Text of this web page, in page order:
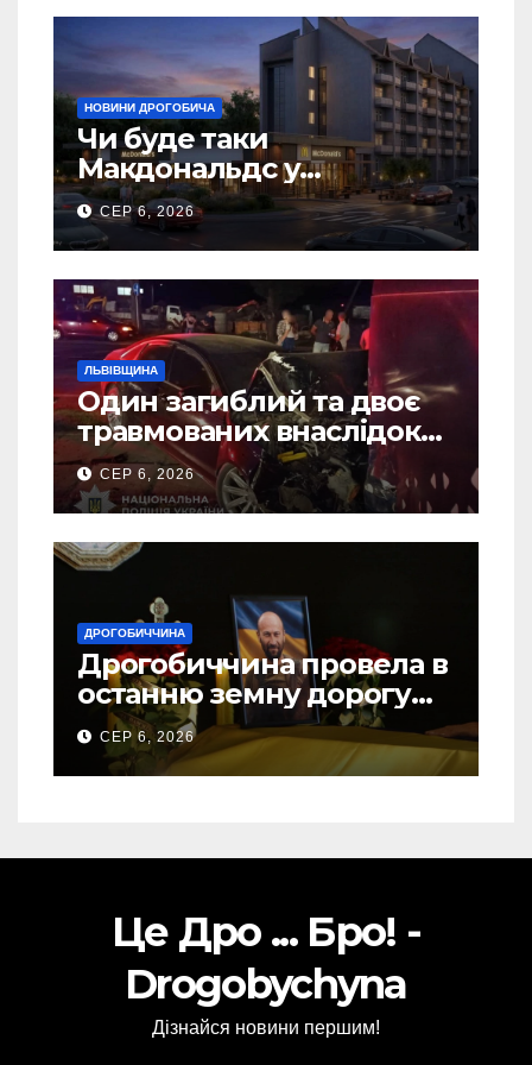
НОВИНИ ДРОГОБИЧА
Чи буде таки
Макдональдс у
Дрогобичі? (Фото)
СЕР 6, 2026
ЛЬВІВЩИНА
Один загиблий та двоє
травмованих внаслідок
ДТП на Самбірщині
СЕР 6, 2026
ДРОГОБИЧЧИНА
Дрогобиччина провела в
останню земну дорогу
свого Захисника – Олега
Торського
СЕР 6, 2026
Це Дро ... Бро! -
Drogobychyna
Дізнайся новини першим!